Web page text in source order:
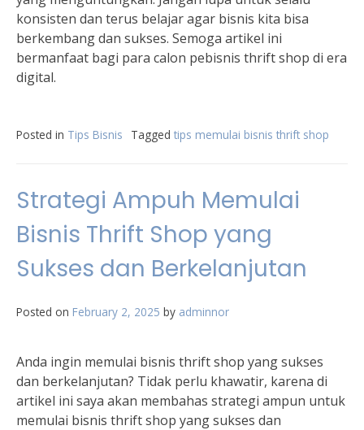
konsisten dan terus belajar agar bisnis kita bisa
berkembang dan sukses. Semoga artikel ini
bermanfaat bagi para calon pebisnis thrift shop di era
digital.
Posted in Tips Bisnis Tagged tips memulai bisnis thrift shop
Strategi Ampuh Memulai
Bisnis Thrift Shop yang
Sukses dan Berkelanjutan
Posted on February 2, 2025 by adminnor
Anda ingin memulai bisnis thrift shop yang sukses
dan berkelanjutan? Tidak perlu khawatir, karena di
artikel ini saya akan membahas strategi ampun untuk
memulai bisnis thrift shop yang sukses dan